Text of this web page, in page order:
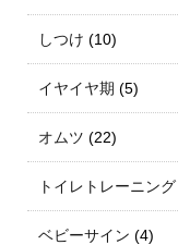
しつけ (10)
イヤイヤ期 (5)
オムツ (22)
トイレトレーニング
ベビーサイン (4)